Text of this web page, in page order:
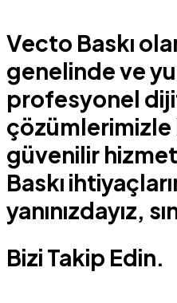
Vecto Baskı
genelinde ve
profesyonel
çözümlerimizle
güvenilir
Baskı
yanınızdayız,
Bizi Takip Edin.